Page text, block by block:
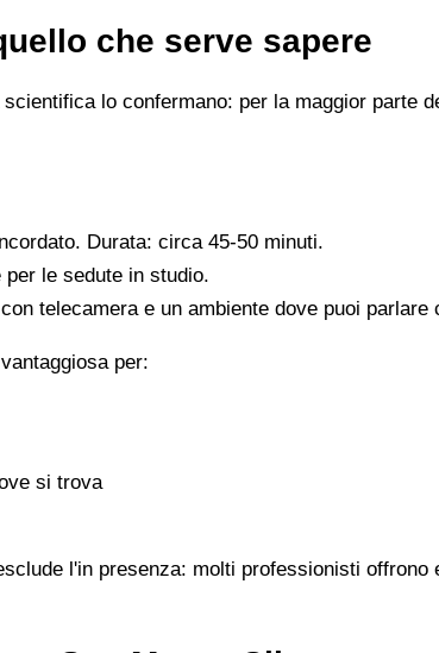
che serve sapere
lo confermano: per la maggior parte
Durata: circa 45-50 minuti.
le sedute in studio.
telecamera e un ambiente dove puoi parlare
per:
si trova
l'in presenza: molti professionisti